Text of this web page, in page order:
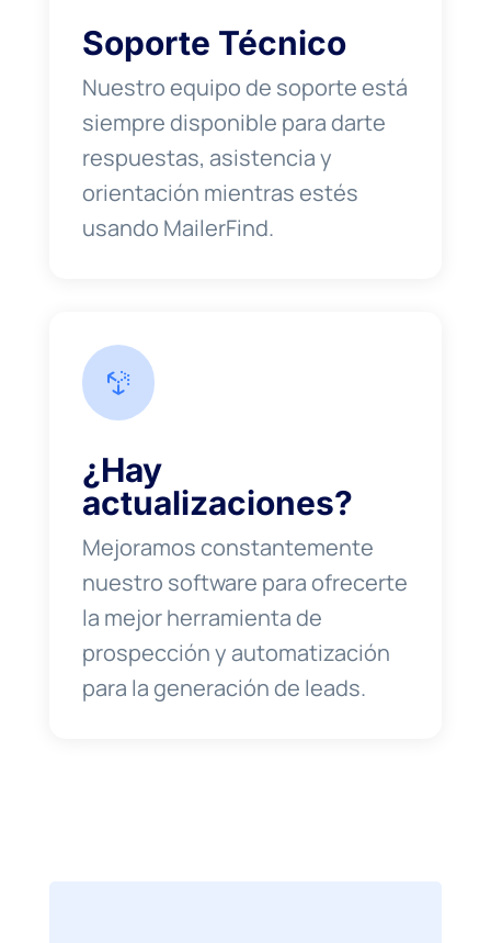
Soporte Técnico
Nuestro equipo de soporte está
siempre disponible para darte
respuestas, asistencia y
orientación mientras estés
usando MailerFind.

¿Hay
actualizaciones?
Mejoramos constantemente
nuestro software para ofrecerte
la mejor herramienta de
prospección y automatización
para la generación de leads.